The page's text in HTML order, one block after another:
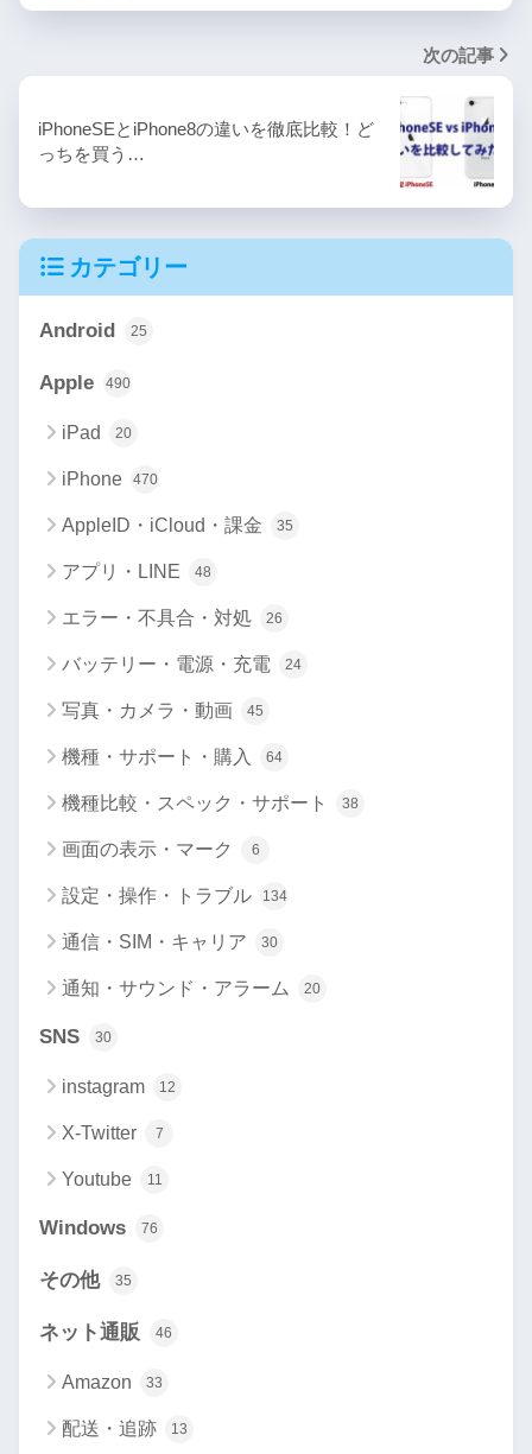
次の記事
iPhoneSEとiPhone8の違いを徹底比較！ど
っちを買う…
カテゴリー
Android 25
Apple 490
iPad 20
iPhone 470
AppleID・iCloud・課金 35
アプリ・LINE 48
エラー・不具合・対処 26
バッテリー・電源・充電 24
写真・カメラ・動画 45
機種・サポート・購入 64
機種比較・スペック・サポート 38
画面の表示・マーク 6
設定・操作・トラブル 134
通信・SIM・キャリア 30
通知・サウンド・アラーム 20
SNS 30
instagram 12
X-Twitter 7
Youtube 11
Windows 76
その他 35
ネット通販 46
Amazon 33
配送・追跡 13